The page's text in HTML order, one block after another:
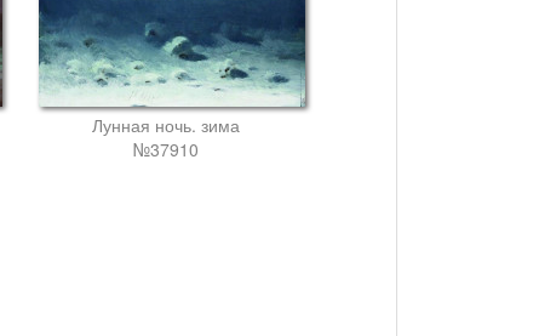
Лунная ночь. зима
№37910